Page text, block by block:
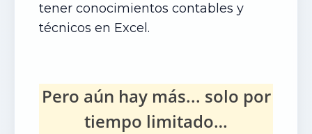
tener conocimientos contables y
técnicos en Excel.
Pero aún hay más... solo por
tiempo limitado…